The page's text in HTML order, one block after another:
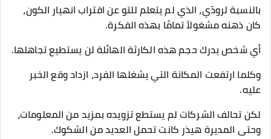
بالنسبة لرودّي، الذي لم يتعلم للتو عن اقتراب انهيار الكون،
كان ذهنه مشغولاً تمامًا بهذه الفكرة.
أي شخص يدرك حجم هذه الكارثة الهائلة لن يستطيع تجاهلها.
وكلما ارتفعت المكانة التي يشغلها الفرد، ازداد وقع الخبر
عليه.
لكن تحالف الشركات لم يستطع تزويده بمزيد من المعلومات،
وحتى المديرة هيذر كانت تحمل العديد من الشكوك.